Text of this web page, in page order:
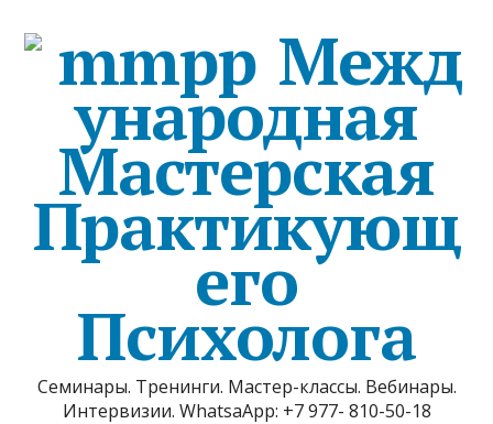
Межд
ународная
Мастерская
Практикующ
его
Психолога
Семинары. Тренинги. Мастер-классы. Вебинары.
Интервизии. WhatsaApp: +7 977- 810-50-18